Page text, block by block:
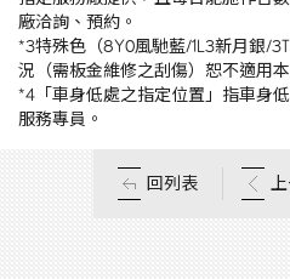
廠洽詢、預約。
*3特殊色（8Y0風馳藍/1L3新月銀/
況（需板金維修之刮傷）恕不適用本
*4「車身低處之指定位置」指車身
服務專員。
回列表